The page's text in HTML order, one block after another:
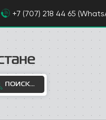
+7 (707) 218 44 65
ПОИСК...